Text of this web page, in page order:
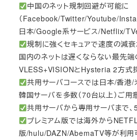
中国のネット規制回避が可能に
（Facebook/Twitter/Youtube/
日本/Google系サービス/Netflix/
規制に強くセキュアで速度の減
国内のネットは遅くならない最先
VLESS+VISIONとHysteria 2方式
共用サーバコースでは日本/香港
韓国サーバを多数（70台以上）ご用
共用サーバから専用サーバまで
プレミアム版では海外から
版/hulu/DAZN/AbemaTV等が利用